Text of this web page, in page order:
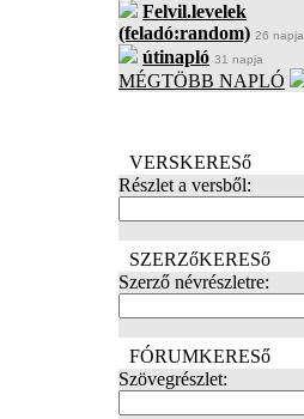
Felvil.levelek
(feladó:random) 26 napja
útinapló 31 napja
MÉGTÖBB NAPLÓ
VERSKERESő
Részlet a versből:
SZERZőKERESő
Szerző névrészletre:
FÓRUMKERESő
Szövegrészlet: